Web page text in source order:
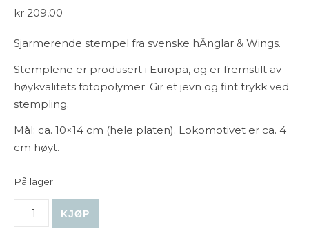
kr 209,00
Sjarmerende stempel fra svenske hÄnglar & Wings.
Stemplene er produsert i Europa, og er fremstilt av
høykvalitets fotopolymer. Gir et jevn og fint trykk ved
stempling.
Mål: ca. 10×14 cm (hele platen). Lokomotivet er ca. 4
cm høyt.
På lager
KJØP